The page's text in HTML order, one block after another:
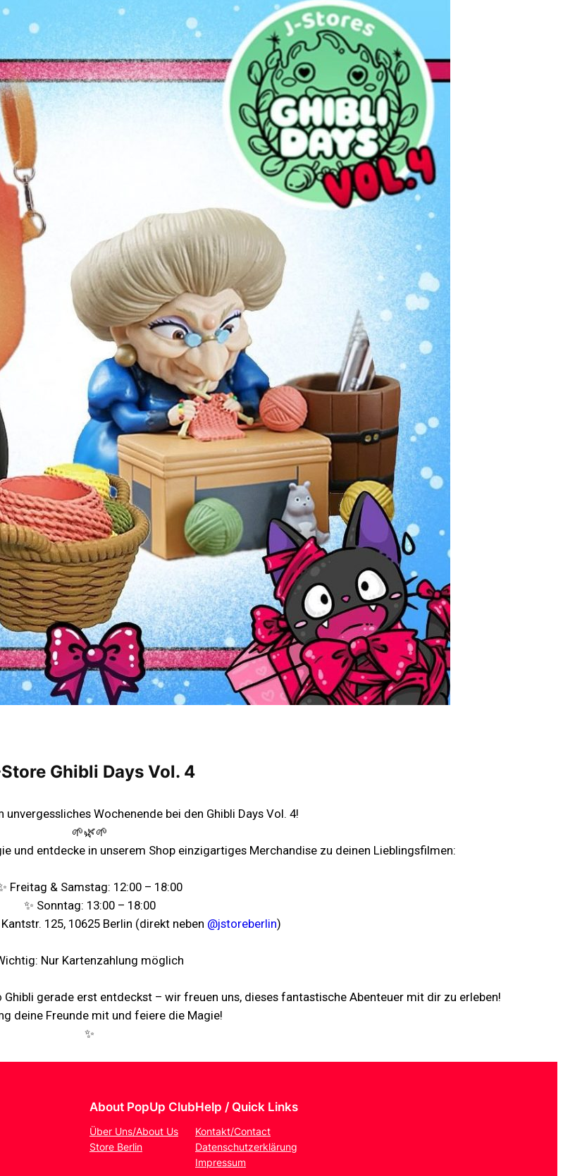
Ghibli Days Vol. 4
Wochenende bei den Ghibli Days Vol. 4!
🌱🌿🌱
und entdecke in unserem Shop einzigartiges Merchandise zu deinen Lieblingsfilmen:
Freitag & Samstag: 12:00 – 18:00
✨ Sonntag: 13:00 – 18:00
125, 10625 Berlin (direkt neben @jstoreberlin)
Nur Kartenzahlung möglich
gerade erst entdeckst – wir freuen uns, dieses fantastische Abenteuer mit dir zu erleben!
deine Freunde mit und feiere die Magie!
✨
About PopUp Club
Über Uns/About Us
Store Berlin
Help / Quick Links
Kontakt/Contact
Datenschutzerklärung
Impressum